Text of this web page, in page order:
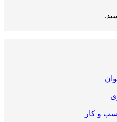
و کار